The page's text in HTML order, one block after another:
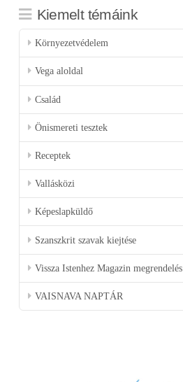
Kiemelt témáink
Környezetvédelem
Vega aloldal
Család
Önismereti tesztek
Receptek
Vallásközi
Képeslapküldő
Szanszkrit szavak kiejtése
Vissza Istenhez Magazin megrendelés
VAISNAVA NAPTÁR